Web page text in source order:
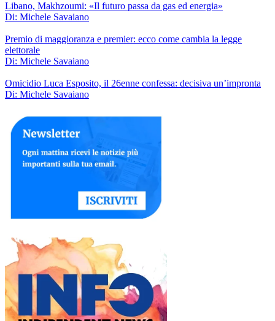
Libano, Makhzoumi: «Il futuro passa da gas ed energia»
Di: Michele Savaiano
Premio di maggioranza e premier: ecco come cambia la legge
elettorale
Di: Michele Savaiano
Omicidio Luca Esposito, il 26enne confessa: decisiva un’impronta
Di: Michele Savaiano